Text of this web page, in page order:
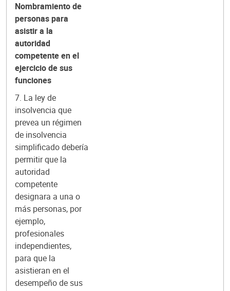
Nombramiento de
personas para
asistir a la
autoridad
competente en el
ejercicio de sus
funciones
7. La ley de
insolvencia que
prevea un régimen
de insolvencia
simplificado debería
permitir que la
autoridad
competente
designara a una o
más personas, por
ejemplo,
profesionales
independientes,
para que la
asistieran en el
desempeño de sus